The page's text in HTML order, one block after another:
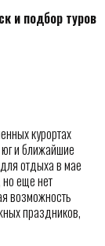
и подбор туров
курортах
и ближайшие
отдыха в мае
но еще нет
возможность
праздников,